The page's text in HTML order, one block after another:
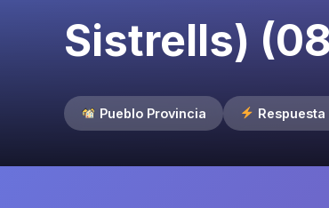
Sistrells)
Pueblo Provincia Respuesta